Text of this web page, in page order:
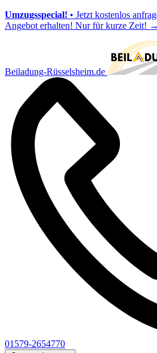
Umzugsspecial! • Jetzt kostenlos
Angebot erhalten! Nur für kurze Zeit! →
Beiladung-Rüsselsheim.de
01579-2654770